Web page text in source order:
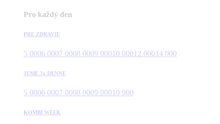
Pro každý den
PRE ZDRAVIE
5 0006 0007 0008 0009 00010 00012 00014 000
JEME 3x DENNE
5 0006 0007 0008 0009 00010 000
KOMBI WEEK